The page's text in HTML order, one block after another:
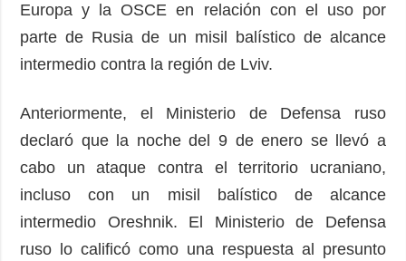
Europa y la OSCE en relación con el uso por
parte de Rusia de un misil balístico de alcance
intermedio contra la región de Lviv.
Anteriormente, el Ministerio de Defensa ruso
declaró que la noche del 9 de enero se llevó a
cabo un ataque contra el territorio ucraniano,
incluso con un misil balístico de alcance
intermedio Oreshnik. El Ministerio de Defensa
ruso lo calificó como una respuesta al presunto